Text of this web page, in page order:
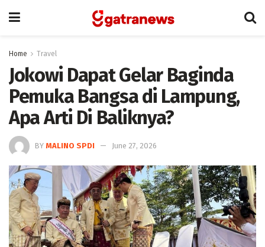
Home Travel
Jokowi Dapat Gelar Baginda
Pemuka Bangsa di Lampung,
Apa Arti Di Baliknya?
BY MALINO SPDI June 27, 2026